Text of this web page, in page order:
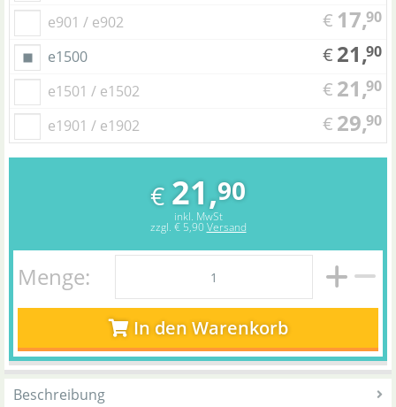
e901 / e902 € 17,90
e1500 € 21,90
e1501 / e1502 € 21,90
e1901 / e1902 € 29,90
€ 21,90
inkl. MwSt
zzgl. € 5,90 Versand
Menge:
In den Warenkorb
Beschreibung